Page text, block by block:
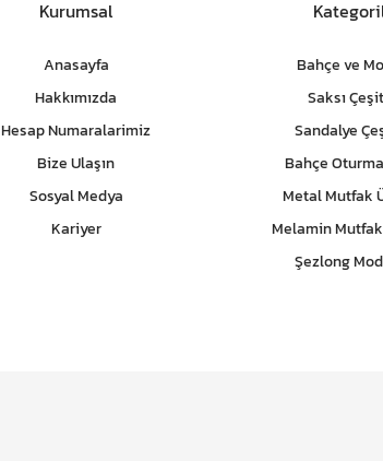
Kurumsal
Anasayfa
Hakkımızda
Hesap Numaralarimiz
Bize Ulaşın
Sosyal Medya
Kariyer
Bahçe ve
Saksı
Sandalye
Bahçe
Metal Mutfak
Melamin
Şezlong